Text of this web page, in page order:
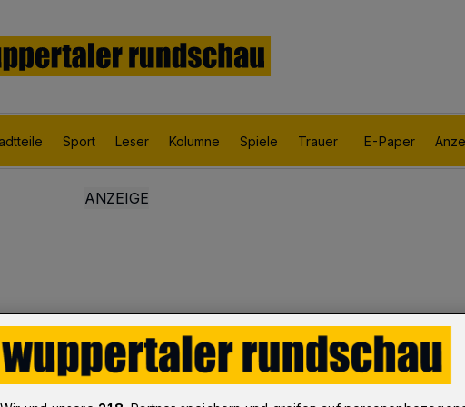
Sport Leser Kolumne Spiele Trauer E-Paper